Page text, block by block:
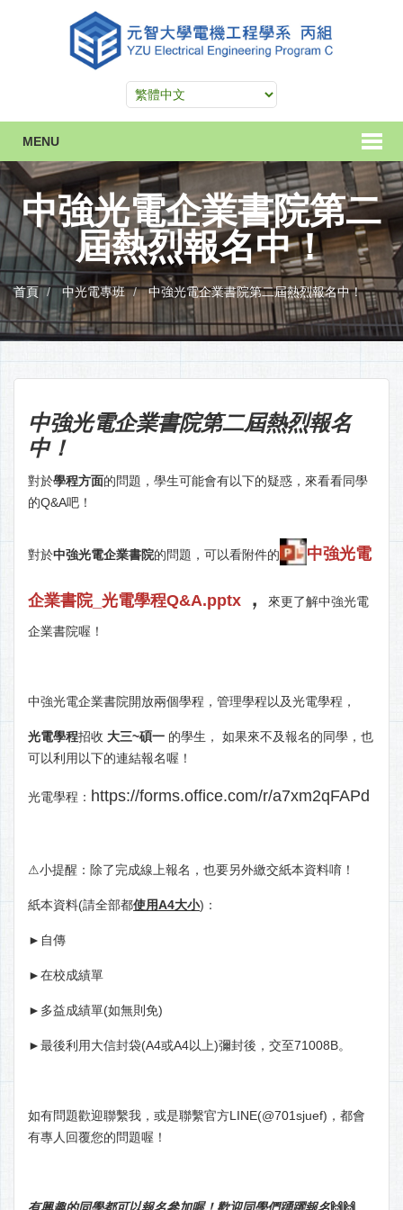
MENU
中強光電企業書院第二
屆熱烈報名中！
首頁 中光電專班 中強光電企業書院第二屆熱烈報名中！
中強光電企業書院第二屆熱烈報名
中！
對於學程方面的問題，學生可能會有以下的疑惑，來看看同學
的Q&A吧！
對於中強光電企業書院的問題，可以看附件的 中強光電
企業書院_光電學程Q&A.pptx ， 來更了解中強光電
企業書院喔！
中強光電企業書院開放兩個學程，管理學程以及光電學程，
光電學程招收 大三~碩一 的學生， 如果來不及報名的同學，也
可以利用以下的連結報名喔！
光電學程： https://forms.office.com/r/a7xm2qFAPd
⚠小提醒：除了完成線上報名，也要另外繳交紙本資料唷！
紙本資料(請全部都使用A4大小)：
►自傳
►在校成績單
►多益成績單(如無則免)
►最後利用大信封袋(A4或A4以上)彌封後，交至71008B。
如有問題歡迎聯繫我，或是聯繫官方LINE(@701sjuef)，都會
有專人回覆您的問題喔！